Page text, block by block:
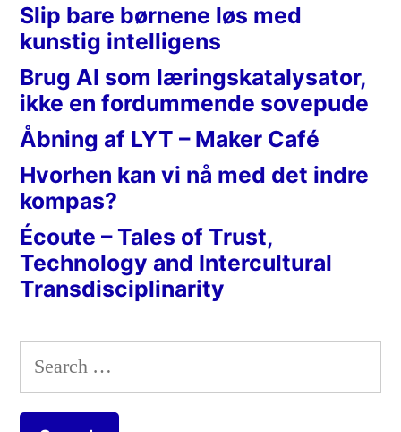
Slip bare børnene løs med
kunstig intelligens
Brug AI som læringskatalysator,
ikke en fordummende sovepude
Åbning af LYT – Maker Café
Hvorhen kan vi nå med det indre
kompas?
Écoute – Tales of Trust,
Technology and Intercultural
Transdisciplinarity
Search
for: